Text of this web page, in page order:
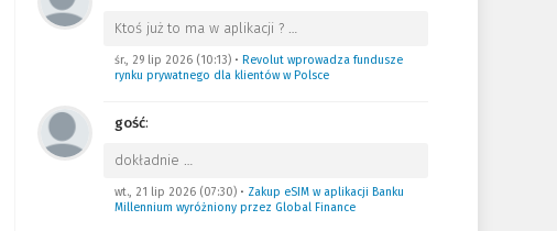
Ktoś już to ma w aplikacji ? …
śr., 29 lip 2026 (10:13)• Revolut wprowadza fundusze
rynku prywatnego dla klientów w Polsce
gość:
dokładnie …
wt., 21 lip 2026 (07:30)• Zakup eSIM w aplikacji Banku
Millennium wyróżniony przez Global Finance